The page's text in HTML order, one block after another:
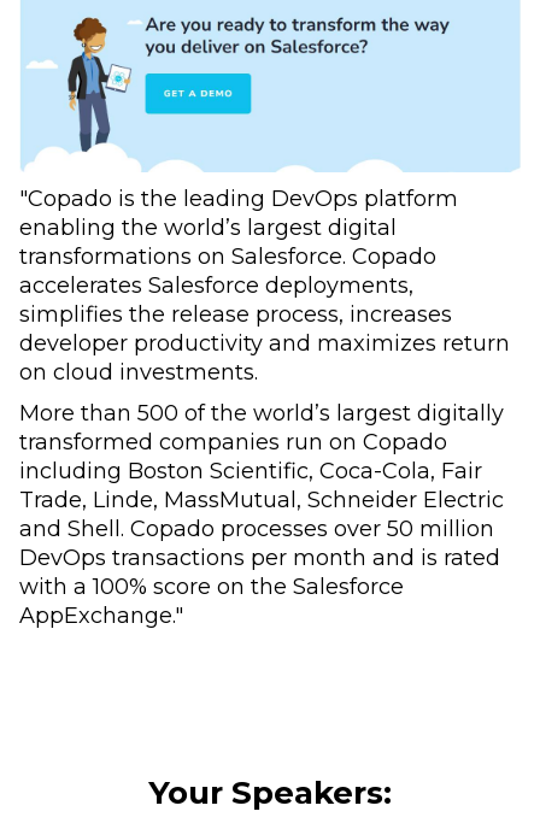
"Copado is the leading DevOps platform
enabling the world’s largest digital
transformations on Salesforce. Copado
accelerates Salesforce deployments,
simplifies the release process, increases
developer productivity and maximizes return
on cloud investments.
More than 500 of the world’s largest digitally
transformed companies run on Copado
including Boston Scientific, Coca-Cola, Fair
Trade, Linde, MassMutual, Schneider Electric
and Shell. Copado processes over 50 million
DevOps transactions per month and is rated
with a 100% score on the Salesforce
AppExchange."
Your Speakers: